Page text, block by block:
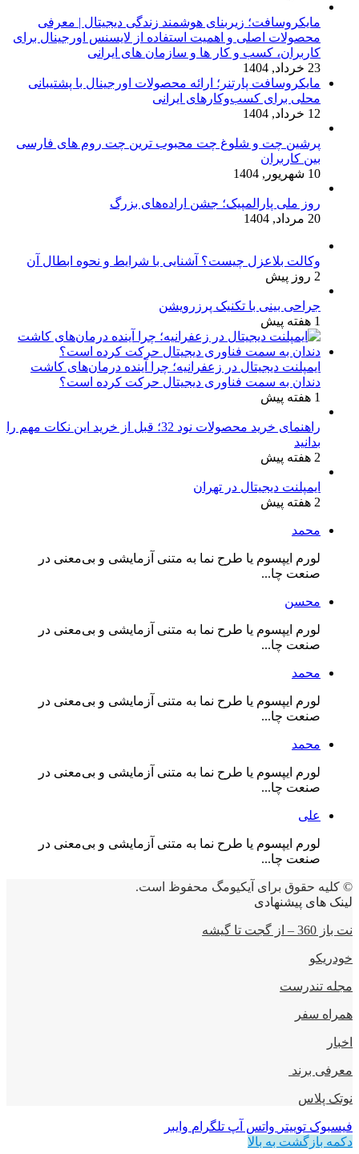
مایکروسافت؛ زیربنای هوشمند زندگی دیجیتال | معرفی
محصولات اصلی و اهمیت استفاده از لایسنس اورجینال برای
کاربران، کسب و کار ها و سازمان های ایرانی
23 خرداد, 1404
مایکروسافت پارتنر؛ ارائه محصولات اورجینال با پشتیبانی
محلی برای کسب‌وکارهای ایرانی
12 خرداد, 1404
پرشین چت و شلوغ چت محبوب ترین چت روم های فارسی
بین کاربران
10 شهریور, 1404
روز ملی پارالمپیک؛ جشن اراده‌های بزرگ
20 مرداد, 1404
وکالت بلاعزل چیست؟ آشنایی با شرایط و نحوه ابطال آن
2 روز پیش
جراحی بینی با تکنیک پرزرویشن
1 هفته پیش
ایمپلنت دیجیتال در زعفرانیه؛ چرا آینده درمان‌های کاشت
دندان به سمت فناوری دیجیتال حرکت کرده است؟
1 هفته پیش
راهنمای خرید محصولات نود 32؛ قبل از خرید این نکات مهم را
بدانید
2 هفته پیش
ایمپلنت دیجیتال در تهران
2 هفته پیش
محمد
لورم ایپسوم یا طرح‌ نما به متنی آزمایشی و بی‌معنی در
صنعت چا...
محسن
لورم ایپسوم یا طرح‌ نما به متنی آزمایشی و بی‌معنی در
صنعت چا...
محمد
لورم ایپسوم یا طرح‌ نما به متنی آزمایشی و بی‌معنی در
صنعت چا...
محمد
لورم ایپسوم یا طرح‌ نما به متنی آزمایشی و بی‌معنی در
صنعت چا...
علی
لورم ایپسوم یا طرح‌ نما به متنی آزمایشی و بی‌معنی در
صنعت چا...
© کلیه حقوق برای آیکیومگ محفوظ است.
لینک های پیشنهادی
نت باز 360 – از گجت تا گیشه
خودریکو
مجله‌ تندرست
همراه سفر
اخبار
معرفی برند
نوتک پلاس
فیسبوک توییتر واتس آپ تلگرام وایبر
دکمه بازگشت به بالا